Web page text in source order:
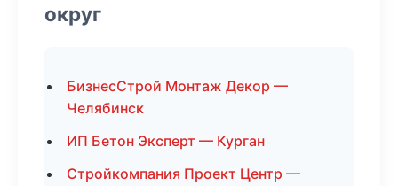
округ
БизнесСтрой Монтаж Декор —
Челябинск
ИП Бетон Эксперт — Курган
Стройкомпания Проект Центр —